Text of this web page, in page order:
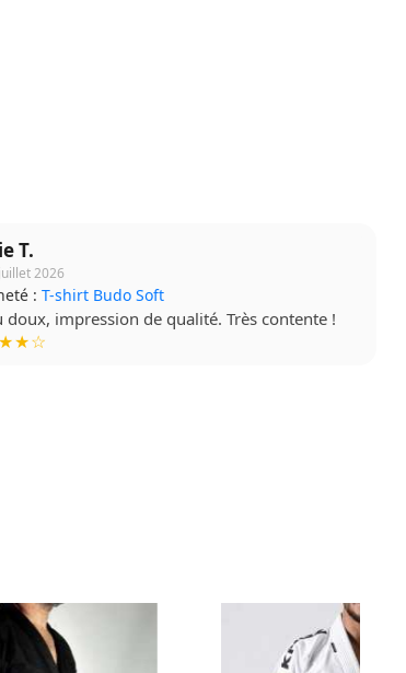
T.
2026
: T-shirt Budo Soft
doux, impression de qualité. Très contente !